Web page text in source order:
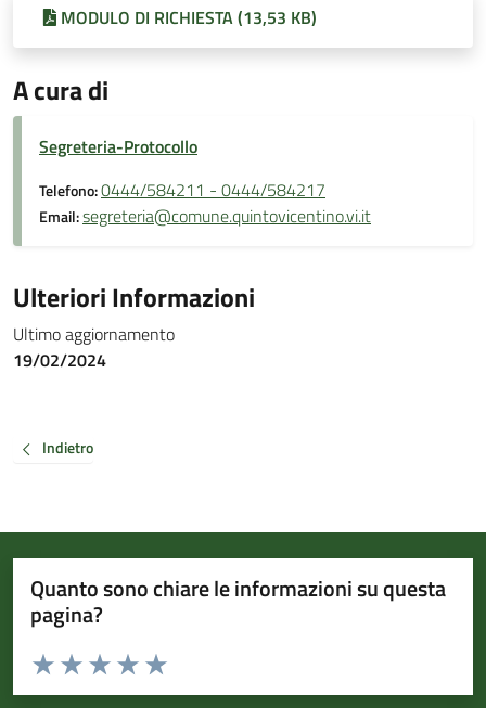
MODULO DI RICHIESTA (13,53 KB)
A cura di
Segreteria-Protocollo
Telefono:0444/584211 - 0444/584217
Email:segreteria@comune.quintovicentino.vi.it
Ulteriori Informazioni
Ultimo aggiornamento
19/02/2024
Indietro
Quanto sono chiare le informazioni su questa
pagina?
Valuta da 1 a 5 stelle la pagina
Valuta 5 stelle su 5
Valuta 4 stelle su 5
Valuta 3 stelle su 5
Valuta 2 stelle su 5
Valuta 1 stelle su 5